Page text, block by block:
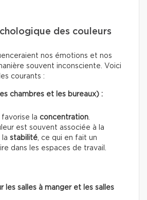
des couleurs
nos émotions et nos
souvent inconsciente. Voici
courants :
chambres et les bureaux) :
la concentration
est souvent associée à la
la stabilité , ce qui en fait un
dans les espaces de travail.
les salles à manger et les salles